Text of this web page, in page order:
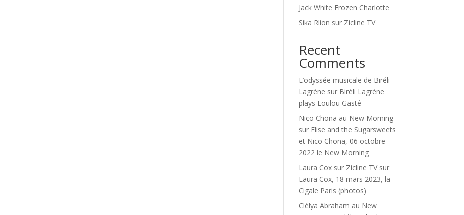
Jack White Frozen Charlotte
Sika Rlion sur Zicline TV
Recent
Comments
L’odyssée musicale de Biréli
Lagrène sur Biréli Lagrène
plays Loulou Gasté
Nico Chona au New Morning
sur Elise and the Sugarsweets
et Nico Chona, 06 octobre
2022 le New Morning
Laura Cox sur Zicline TVsur
Laura Cox, 18 mars 2023, la
Cigale Paris (photos)
Clélya Abraham au New